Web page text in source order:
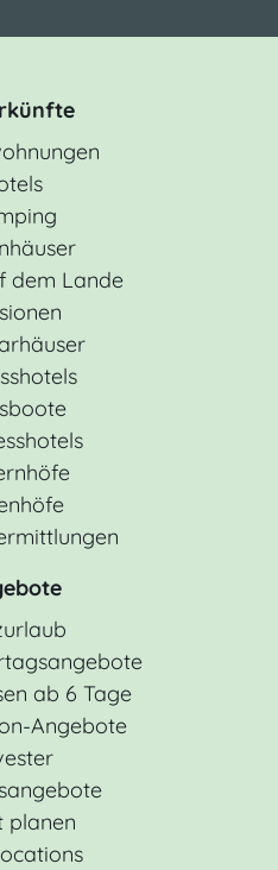
dem Lande
ab 6 Tage
Angebote
planen